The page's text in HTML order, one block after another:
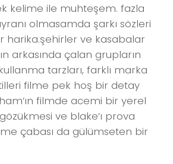
kelime ile muhteşem. fazla
olmasamda şarkı sözleri
harika.şehirler ve kasabalar
arkasında çalan grupların
tarzları, farklı marka
filme pek hoş bir detay
filmde acemi bir yerel
ve blake’ı prova
çabası da gülümseten bir